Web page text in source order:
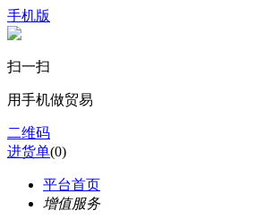
手机版
扫一扫
用手机做贸易
二维码
进货单(0)
平台首页
增值服务